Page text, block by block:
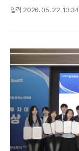
입력 2026. 05. 22. 13:34